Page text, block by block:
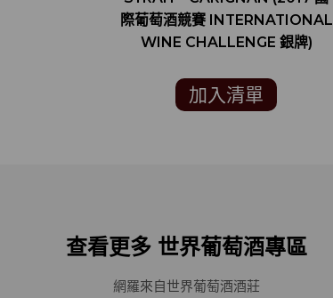
際葡萄酒競賽 INTERNATIONAL
WINE CHALLENGE 銀牌)
加入清單
查看更多 世界葡萄酒專區
網羅來自世界葡萄酒酒莊